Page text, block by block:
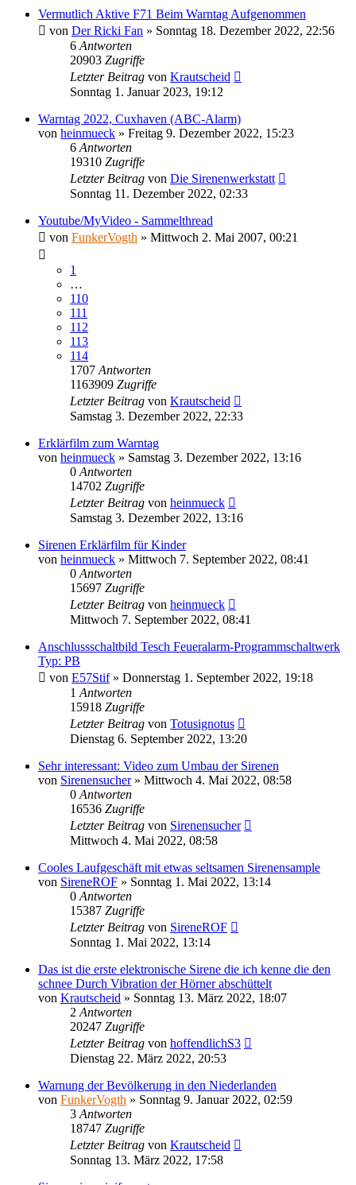
Vermutlich Aktive F71 Beim Warntag Aufgenommen
von Der Ricki Fan » Sonntag 18. Dezember 2022, 22:56
6 Antworten
20903 Zugriffe
Letzter Beitrag von Krautscheid
Sonntag 1. Januar 2023, 19:12
Warntag 2022, Cuxhaven (ABC-Alarm)
von heinmueck » Freitag 9. Dezember 2022, 15:23
6 Antworten
19310 Zugriffe
Letzter Beitrag von Die Sirenenwerkstatt
Sonntag 11. Dezember 2022, 02:33
Youtube/MyVideo - Sammelthread
von FunkerVogth » Mittwoch 2. Mai 2007, 00:21
1
…
110
111
112
113
114
1707 Antworten
1163909 Zugriffe
Letzter Beitrag von Krautscheid
Samstag 3. Dezember 2022, 22:33
Erklärfilm zum Warntag
von heinmueck » Samstag 3. Dezember 2022, 13:16
0 Antworten
14702 Zugriffe
Letzter Beitrag von heinmueck
Samstag 3. Dezember 2022, 13:16
Sirenen Erklärfilm für Kinder
von heinmueck » Mittwoch 7. September 2022, 08:41
0 Antworten
15697 Zugriffe
Letzter Beitrag von heinmueck
Mittwoch 7. September 2022, 08:41
Anschlussschaltbild Tesch Feueralarm-Programmschaltwerk
Typ: PB
von E57Stif» Donnerstag 1. September 2022, 19:18
1 Antworten
15918 Zugriffe
Letzter Beitrag von Totusignotus
Dienstag 6. September 2022, 13:20
Sehr interessant: Video zum Umbau der Sirenen
von Sirenensucher» Mittwoch 4. Mai 2022, 08:58
0 Antworten
16536 Zugriffe
Letzter Beitrag von Sirenensucher
Mittwoch 4. Mai 2022, 08:58
Cooles Laufgeschäft mit etwas seltsamen Sirenensample
von SireneROF » Sonntag 1. Mai 2022, 13:14
0 Antworten
15387 Zugriffe
Letzter Beitrag von SireneROF
Sonntag 1. Mai 2022, 13:14
Das ist die erste elektronische Sirene die ich kenne die den
schnee Durch Vibration der Hörner abschüttelt
von Krautscheid » Sonntag 13. März 2022, 18:07
2 Antworten
20247 Zugriffe
Letzter Beitrag von hoffendlichS3
Dienstag 22. März 2022, 20:53
Warnung der Bevölkerung in den Niederlanden
von FunkerVogth » Sonntag 9. Januar 2022, 02:59
3 Antworten
18747 Zugriffe
Letzter Beitrag von Krautscheid
Sonntag 13. März 2022, 17:58